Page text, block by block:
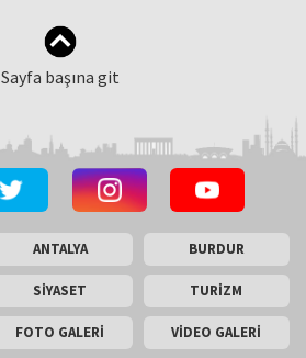
Sayfa başına git
ANTALYA BURDUR
SİYASET TURİZM
FOTO GALERİ VİDEO GALERİ